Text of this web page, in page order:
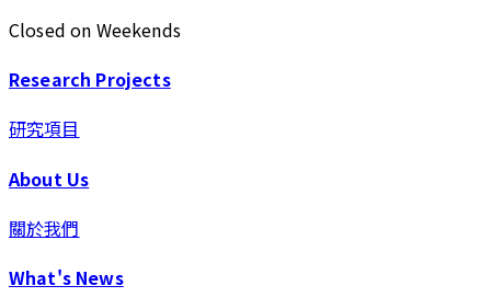
Closed on Weekends
Research Projects
研究項目
About Us
關於我們
What's News